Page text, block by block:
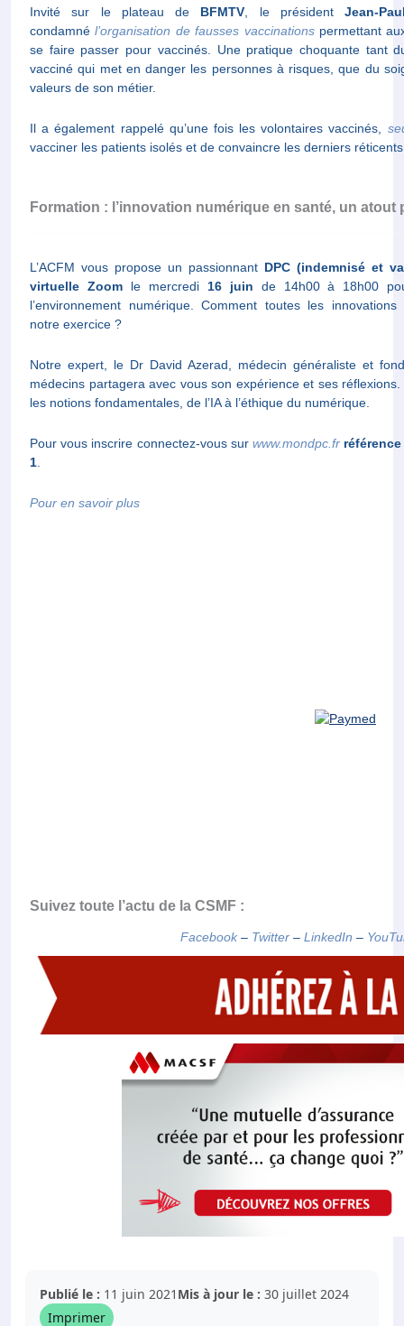
Invité sur le plateau de BFMTV , le présidentJean-
condamnél’organisation de fausses vaccinationspermettant
se faire passer pour vaccinés. Une pratique choquante tant
vacciné qui met en danger les personnes à risques, que du
valeurs de son métier.
Il a également rappelé qu’une fois les volontaires vaccinés,
vacciner les patients isolés et de convaincre les derniers
Formation : l’innovation numérique en santé, un atout
L’ACFM vous propose un passionnant DPC (indemnisé et
virtuelle Zoomle mercredi 16 juin de 14h00 à 18h00
l’environnement numérique. Comment toutes les
notre exercice ?
Notre expert, le Dr David Azerad, médecin généraliste et
médecins partagera avec vous son expérience et ses
les notions fondamentales, de l’IA à l’éthique du numérique.
Pour vous inscrire connectez-vous sur www.mondpc.fr
1
Pour en savoir plus
Suivez toute l’actu de la CSMF :
Facebook– Twitter– LinkedIn –
Publié le : 11 juin 2021 Mis à jour le : 30 juillet 2024
Imprimer